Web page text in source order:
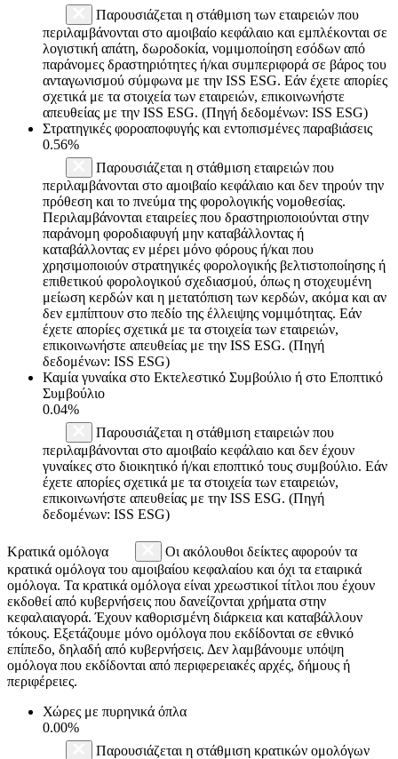
Παρουσιάζεται η στάθμιση των εταιρειών που
περιλαμβάνονται στο αμοιβαίο κεφάλαιο και εμπλέκονται σε
λογιστική απάτη, δωροδοκία, νομιμοποίηση εσόδων από
παράνομες δραστηριότητες ή/και συμπεριφορά σε βάρος του
ανταγωνισμού σύμφωνα με την ISS ESG. Εάν έχετε απορίες
σχετικά με τα στοιχεία των εταιρειών, επικοινωνήστε
απευθείας με την ISS ESG. (Πηγή δεδομένων: ISS ESG)
Στρατηγικές φοροαποφυγής και εντοπισμένες παραβιάσεις
0.56%
Παρουσιάζεται η στάθμιση εταιρειών που
περιλαμβάνονται στο αμοιβαίο κεφάλαιο και δεν τηρούν την
πρόθεση και το πνεύμα της φορολογικής νομοθεσίας.
Περιλαμβάνονται εταιρείες που δραστηριοποιούνται στην
παράνομη φοροδιαφυγή μην καταβάλλοντας ή
καταβάλλοντας εν μέρει μόνο φόρους ή/και που
χρησιμοποιούν στρατηγικές φορολογικής βελτιστοποίησης ή
επιθετικού φορολογικού σχεδιασμού, όπως η στοχευμένη
μείωση κερδών και η μετατόπιση των κερδών, ακόμα και αν
δεν εμπίπτουν στο πεδίο της έλλειψης νομιμότητας. Εάν
έχετε απορίες σχετικά με τα στοιχεία των εταιρειών,
επικοινωνήστε απευθείας με την ISS ESG. (Πηγή
δεδομένων: ISS ESG)
Καμία γυναίκα στο Εκτελεστικό Συμβούλιο ή στο Εποπτικό
Συμβούλιο
0.04%
Παρουσιάζεται η στάθμιση εταιρειών που
περιλαμβάνονται στο αμοιβαίο κεφάλαιο και δεν έχουν
γυναίκες στο διοικητικό ή/και εποπτικό τους συμβούλιο. Εάν
έχετε απορίες σχετικά με τα στοιχεία των εταιρειών,
επικοινωνήστε απευθείας με την ISS ESG. (Πηγή
δεδομένων: ISS ESG)
Κρατικά ομόλογα
Οι ακόλουθοι δείκτες αφορούν τα
κρατικά ομόλογα του αμοιβαίου κεφαλαίου και όχι τα εταιρικά
ομόλογα. Τα κρατικά ομόλογα είναι χρεωστικοί τίτλοι που έχουν
εκδοθεί από κυβερνήσεις που δανείζονται χρήματα στην
κεφαλαιαγορά. Έχουν καθορισμένη διάρκεια και καταβάλλουν
τόκους. Εξετάζουμε μόνο ομόλογα που εκδίδονται σε εθνικό
επίπεδο, δηλαδή από κυβερνήσεις. Δεν λαμβάνουμε υπόψη
ομόλογα που εκδίδονται από περιφερειακές αρχές, δήμους ή
περιφέρειες.
Χώρες με πυρηνικά όπλα
0.00%
Παρουσιάζεται η στάθμιση κρατικών ομολόγων